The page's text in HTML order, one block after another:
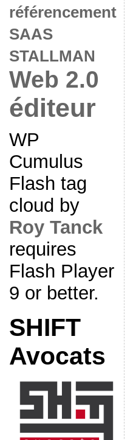
référencement
SAAS
STALLMAN
Web 2.0
éditeur
WP
Cumulus
Flash tag
cloud by
Roy Tanck
requires
Flash Player
9 or better.
SHIFT
Avocats